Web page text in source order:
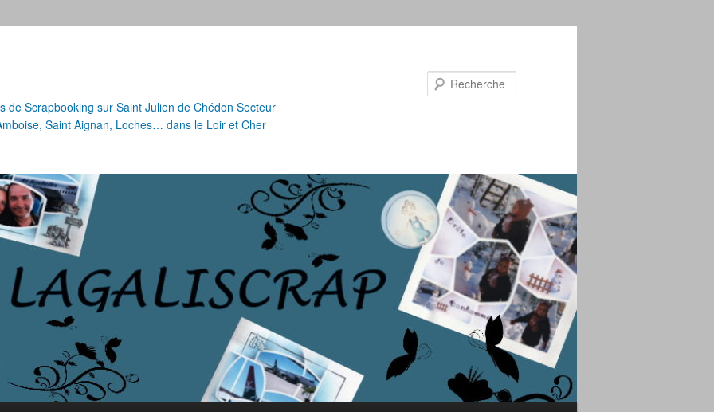
de Scrapbooking sur Saint Julien de Chédon Secteur
Saint Aignan, Loches… dans le Loir et Cher